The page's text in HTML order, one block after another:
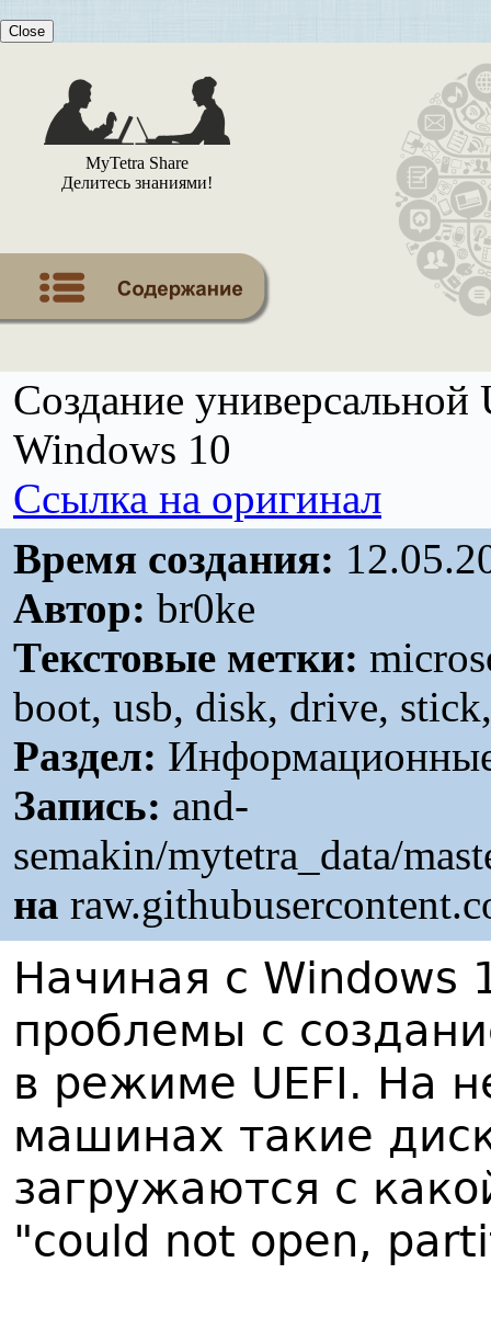
Close
MyTetra Share
Делитесь знаниями!
Создание
Windows 10
Ссылка на оригинал
Время создания:
Автор: br0ke
Текстовые метки:
boot, usb, disk, drive,
Раздел:
Запись: and-
semakin/mytetra_data/
на
Начиная с Windows
проблемы с
в режиме UEFI. На
машинах такие
загружаются с
"could not open,